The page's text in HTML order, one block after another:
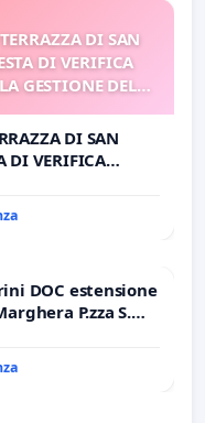
DI SAN
DI VERIFICA
GESTIONE DEL
DI SAN
DI VERIFICA
DEL
DOC estensione
P.zza S.
Marco Polo